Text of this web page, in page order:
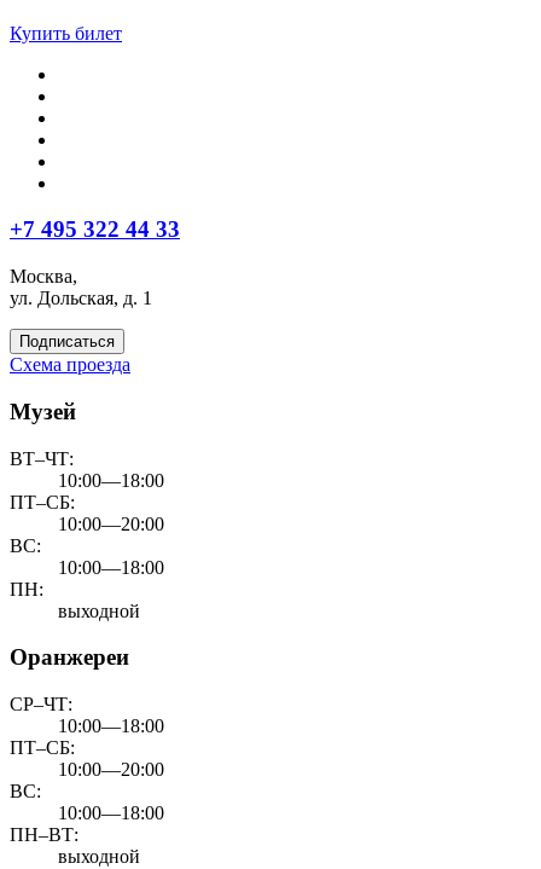
Купить билет
+7 495 322 44 33
Москва,
ул. Дольская, д. 1
Подписаться
Схема проезда
Музей
ВТ–ЧТ:
10:00—18:00
ПТ–СБ:
10:00—20:00
ВС:
10:00—18:00
ПН:
выходной
Оранжереи
СР–ЧТ:
10:00—18:00
ПТ–СБ:
10:00—20:00
ВС:
10:00—18:00
ПН–ВТ:
выходной